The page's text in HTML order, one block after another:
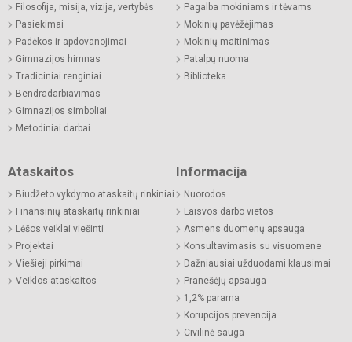
Filosofija, misija, vizija, vertybės
Pasiekimai
Padėkos ir apdovanojimai
Gimnazijos himnas
Tradiciniai renginiai
Bendradarbiavimas
Gimnazijos simboliai
Metodiniai darbai
Pagalba mokiniams ir tėvams
Mokinių pavėžėjimas
Mokinių maitinimas
Patalpų nuoma
Biblioteka
Ataskaitos
Biudžeto vykdymo ataskaitų rinkiniai
Finansinių ataskaitų rinkiniai
Lėšos veiklai viešinti
Projektai
Viešieji pirkimai
Veiklos ataskaitos
Informacija
Nuorodos
Laisvos darbo vietos
Asmens duomenų apsauga
Konsultavimasis su visuomene
Dažniausiai užduodami klausimai
Pranešėjų apsauga
1,2% parama
Korupcijos prevencija
Civilinė sauga